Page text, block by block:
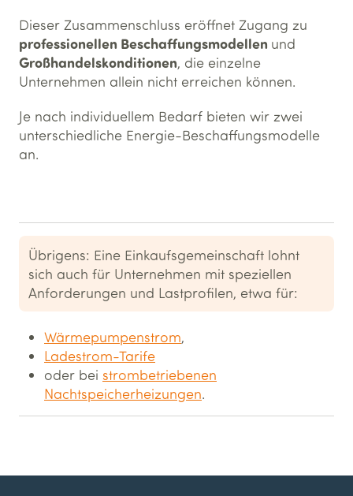
Dieser Zusammenschluss eröffnet Zugang zu
professionellen Beschaffungsmodellen und
Großhandelskonditionen, die einzelne
Unternehmen allein nicht erreichen können.
Je nach individuellem Bedarf bieten wir zwei
unterschiedliche Energie-Beschaffungsmodelle
an.
Übrigens: Eine Einkaufsgemeinschaft lohnt
sich auch für Unternehmen mit speziellen
Anforderungen und Lastprofilen, etwa für:
Wärmepumpenstrom,
Ladestrom-Tarife
oder bei strombetriebenen
Nachtspeicherheizungen.